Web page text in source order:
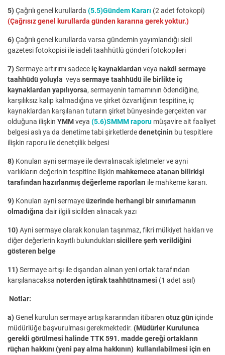
5)Çağrılı genel kurullarda (5.5)Gündem Kararı (2 adet fotokopi)
(Çağrısız genel kurullarda günden kararına gerek yoktur.)
6)Çağrılı genel kurullarda varsa gündemin yayımlandığı sicil
gazetesi fotokopisi ile iadeli taahhütlü gönderi fotokopileri
7)Sermaye artırımı sadeceiç kaynaklardan veya nakdi sermaye
taahhüdü yoluyla veya sermaye taahhüdü ile birlikte iç
kaynaklardan yapılıyorsa, sermayenin tamamının ödendiğine,
karşılıksız kalıp kalmadığına ve şirket özvarlığının tespitine, iç
kaynaklardan karşılanan tutarın şirket bünyesinde gerçekten var
olduğuna ilişkin YMMveya (5.6)SMMM raporu müşavire ait faaliyet
belgesi aslı ya da denetime tabi şirketlerdedenetçinin bu tespitlere
ilişkin raporu ile denetçilik belgesi
8) Konulan ayni sermaye ile devralınacak işletmeler ve ayni
varlıkların değerinin tespitine ilişkin mahkemece atanan bilirkişi
tarafından hazırlanmış değerleme raporları ile mahkeme kararı.
9) Konulan ayni sermayeüzerinde herhangi bir sınırlamanın
olmadığına dair ilgili sicilden alınacak yazı
10)Ayni sermaye olarak konulan taşınmaz, fikri mülkiyet hakları ve
diğer değerlerin kayıtlı bulunduklarısicillere şerh verildiğini
gösteren belge
11)Sermaye artışı ile dışarıdan alınan yeni ortak tarafından
karşılanacaksa noterden iştirak taahhütnamesi (1 adet asıl)
Notlar:
a)Genel kurulun sermaye artışı kararından itibaren otuz gün içinde
müdürlüğe başvurulması gerekmektedir. (Müdürler Kurulunca
gerekli görülmesi halinde TTK 591. madde gereği ortakların
rüçhan hakkını (yeni pay alma hakkının) kullanılabilmesi için en